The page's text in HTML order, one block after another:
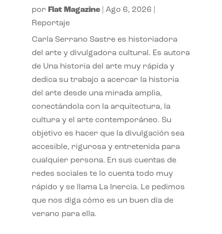
por Flat Magazine| Ago 6, 2026
Reportaje
Carla Serrano Sastre es historiadora
del arte y divulgadora cultural. Es autora
de Una historia del arte muy rápida y
dedica su trabajo a acercar la historia
del arte desde una mirada amplia,
conectándola con la arquitectura, la
cultura y el arte contemporáneo. Su
objetivo es hacer que la divulgación sea
accesible, rigurosa y entretenida para
cualquier persona. En sus cuentas de
redes sociales te lo cuenta todo muy
rápido y se llama La Inercia. Le pedimos
que nos diga cómo es un buen día de
verano para ella.